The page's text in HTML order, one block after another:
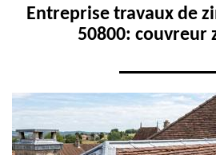
Entreprise travaux de
50800: couvreur